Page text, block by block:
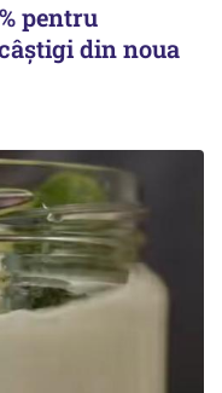
pentru
din noua